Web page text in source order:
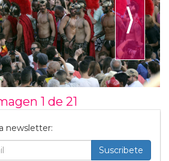
⟩
1 de 21
newsletter:
Suscribete